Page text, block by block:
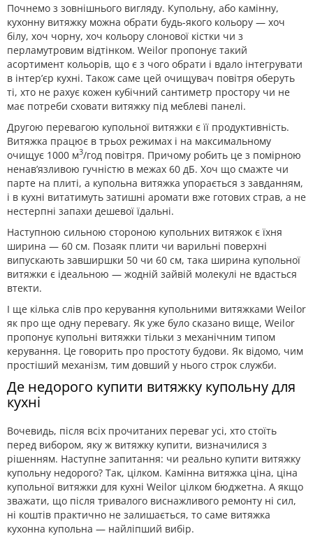
Почнемо з зовнішнього вигляду. Купольну, або камінну,
кухонну витяжку можна обрати будь-якого кольору — хоч
білу, хоч чорну, хоч кольору слонової кістки чи з
перламутровим відтінком. Weilor пропонує такий
асортимент кольорів, що є з чого обрати і вдало інтегрувати
в інтер’єр кухні. Також саме цей очищувач повітря оберуть
ті, хто не рахує кожен кубічний сантиметр простору чи не
має потреби сховати витяжку під меблеві панелі.
Другою перевагою купольної витяжки є її продуктивність.
Витяжка працює в трьох режимах і на максимальному
очищує 1000 м3/год повітря. Причому робить це з помірною
ненав’язливою гучністю в межах 60 дБ. Хоч що смажте чи
парте на плиті, а купольна витяжка упорається з завданням,
і в кухні витатимуть затишні аромати вже готових страв, а не
нестерпні запахи дешевої їдальні.
Наступною сильною стороною купольних витяжок є їхня
ширина — 60 см. Позаяк плити чи варильні поверхні
випускають завширшки 50 чи 60 см, така ширина купольної
витяжки є ідеальною — жодній зайвій молекулі не вдасться
втекти.
І ще кілька слів про керування купольними витяжками Weilor
як про ще одну перевагу. Як уже було сказано вище, Weilor
пропонує купольні витяжки тільки з механічним типом
керування. Це говорить про простоту будови. Як відомо, чим
простіший механізм, тим довший у нього строк служби.
Де недорого купити витяжку купольну для
кухні
Вочевидь, після всіх прочитаних переваг усі, хто стоїть
перед вибором, яку ж витяжку купити, визначилися з
рішенням. Наступне запитання: чи реально купити витяжку
купольну недорого? Так, цілком. Камінна витяжка ціна, ціна
купольної витяжки для кухні Weilor цілком бюджетна. А якщо
зважати, що після тривалого виснажливого ремонту ні сил,
ні коштів практично не залишається, то саме витяжка
кухонна купольна — найліпший вибір.